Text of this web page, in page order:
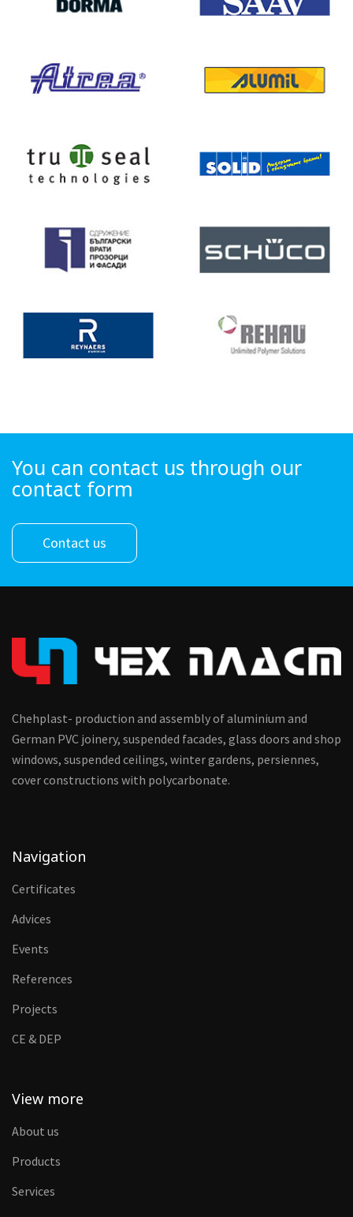
You can contact us through our
contact form
Contact us
Chehplast- production and assembly of aluminium and
German PVC joinery, suspended facades, glass doors and shop
windows, suspended ceilings, winter gardens, persiennes,
cover constructions with polycarbonate.
Navigation
Certificates
Advices
Events
References
Projects
CE & DEP
View more
About us
Products
Services